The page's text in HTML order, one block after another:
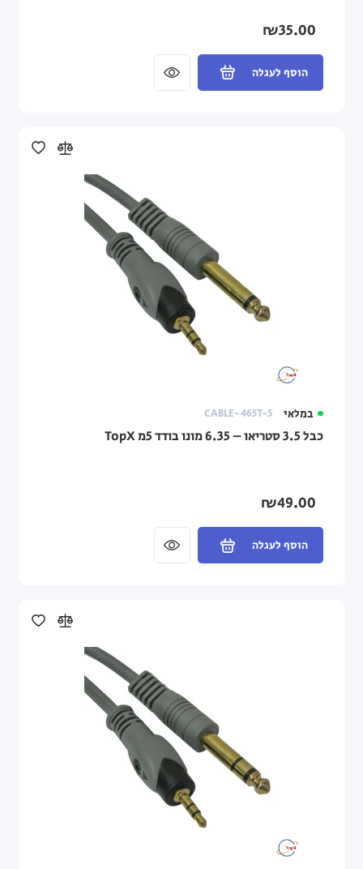
₪35.00
הוסף לעגלה
במלאי CABLE-465T-5
כבל 3.5 סטריאו – 6.35 מונו בודד 5מ TopX
₪49.00
הוסף לעגלה